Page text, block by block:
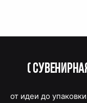
(
от идеи до